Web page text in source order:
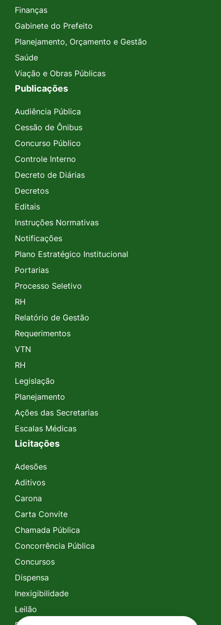
Finanças
Gabinete do Prefeito
Planejamento, Orçamento e Gestão
Saúde
Viação e Obras Públicas
Publicações
Audiência Pública
Cessão de Ônibus
Concurso Público
Controle Interno
Decreto de Diárias
Decretos
Editais
Instruções Normativas
Notificações
Plano Estratégico Institucional
Portarias
Processo Seletivo
RH
Relatório de Gestão
Requerimentos
VTN
RH
Legislação
Planejamento
Ações das Secretarias
Escalas Médicas
Licitações
Adesões
Aditivos
Carona
Carta Convite
Chamada Pública
Concorrência Pública
Concursos
Dispensa
Inexigibilidade
Leilão